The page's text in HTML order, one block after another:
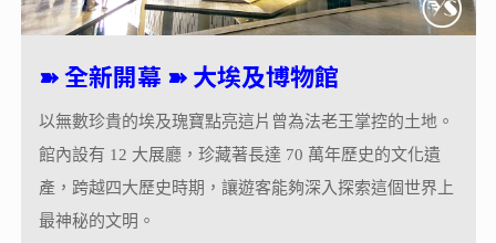
➽全新開幕 ➽ 大埃及博物館
以無數珍貴的埃及瑰寶點亮這片曾為法老王掌控的土地。
館內設有 12 大展廳，珍藏著長達 70 萬年歷史的文化遺
產，跨越四大歷史時期，讓遊客能夠深入探索這個世界上
最神秘的文明。